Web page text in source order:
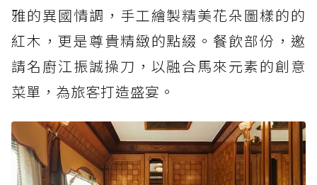
雅的異國情調，手工繪製精美花朵圖樣的的
紅木，更是尊貴精緻的點綴。餐飲部份，邀
請名廚江振誠操刀，以融合馬來元素的創意
菜單，為旅客打造盛宴。